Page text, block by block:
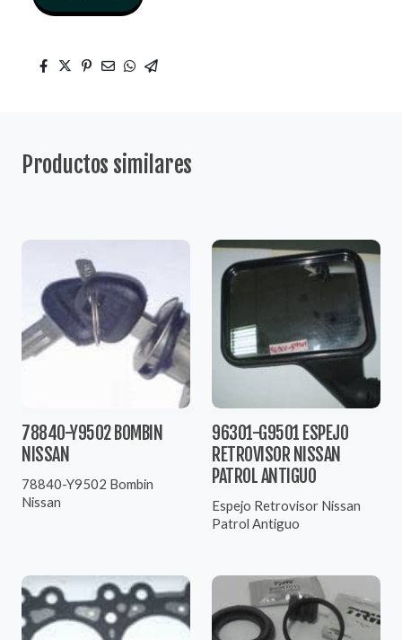
Productos similares
78840-Y9502 BOMBIN
NISSAN
78840-Y9502 Bombin
Nissan
96301-G9501 ESPEJO
RETROVISOR NISSAN
PATROL ANTIGUO
Espejo Retrovisor Nissan
Patrol Antiguo